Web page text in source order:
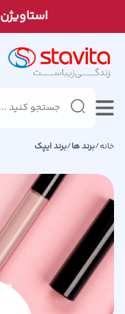
استاويژن
خانه/برند ها/برندایپک